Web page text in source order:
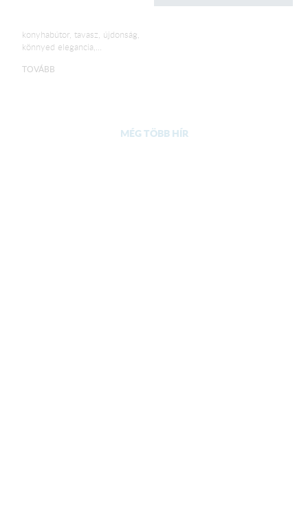
konyhabútor, tavasz, újdonság,
könnyed elegancia,...
TOVÁBB
MÉG TÖBB HÍR